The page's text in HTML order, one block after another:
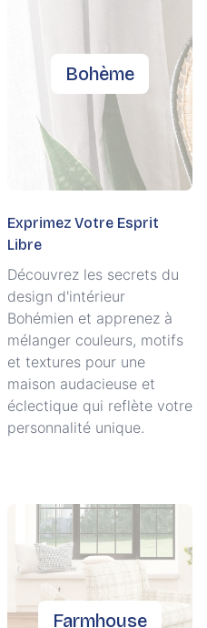
Bohème
Exprimez Votre Esprit
Libre
Découvrez les secrets du
design d'intérieur
Bohémien et apprenez à
mélanger couleurs, motifs
et textures pour une
maison audacieuse et
éclectique qui reflète votre
personnalité unique.
Farmhouse